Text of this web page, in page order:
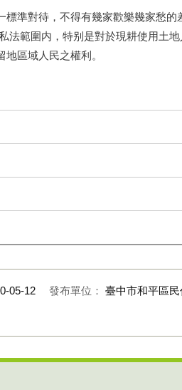
準對待，不得有幾家歡樂幾家愁的
法範圍内，特别是對於現耕使用土
區域人民之權利。
05-12 發布單位： 臺中市和平區民